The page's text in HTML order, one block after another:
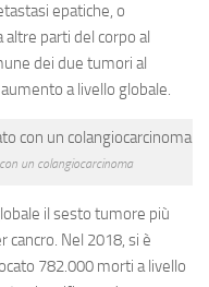
epatiche, o
altre parti del corpo al
dei due tumori al
a livello globale.
un colangiocarcinoma
il sesto tumore più
Nel 2018, si è
782.000 morti a livello